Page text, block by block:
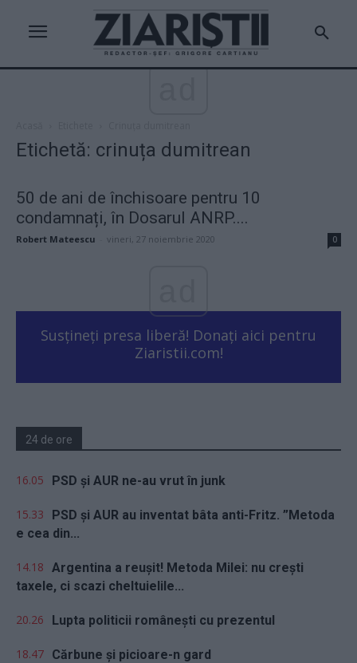
Etichetă: crinuța dumitrean
50 de ani de închisoare pentru 10
condamnați, în Dosarul ANRP....
Robert Mateescu vineri, 27 noiembrie 2020 0
Susțineți presa liberă! Donați aici pentru
Ziaristii.com!
24 de ore
16.05 PSD și AUR ne-au vrut în junk
15.33
PSD și AUR au inventat bâta anti-Fritz. ”Metoda
e cea din...
14.18 Argentina a reușit! Metoda Milei: nu crești
taxele, ci scazi cheltuielile...
20.26 Lupta politicii românești cu prezentul
18.47 Cărbune și picioare-n gard